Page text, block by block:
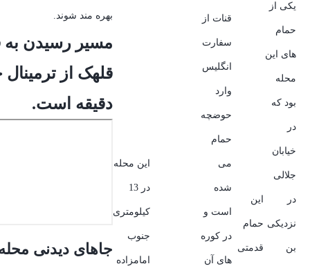
یکی از
حمام
های این
محله
بود که
در
خیابان
جلالی
در
نزدیکی
بن
این
حمام
قدمتی
قنات از
سفارت
انگلیس
وارد
حوضچه
حمام
می
شده
است و
در کوره
های آن
این محله
در 13
کیلومتری
جنوب
امامزاده
بهره مند شوند.
مسیر رسیدن به
دقیقه است.
جاهای دیدنی